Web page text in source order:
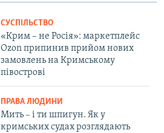
СУСПІЛЬСТВО
«Крим – не Росія»: маркетплейс
Ozon припинив прийом нових
замовлень на Кримському
півострові
ПРАВА ЛЮДИНИ
Мить – і ти шпигун. Як у
кримських судах розглядають